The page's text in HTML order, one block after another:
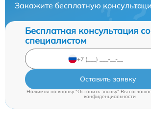
Закажите бесплатную
Бесплатная консультация со
специалистом
Оставить заявку
Нажимая на кнопку "Оставить заявку" Вы
конфиденциальности